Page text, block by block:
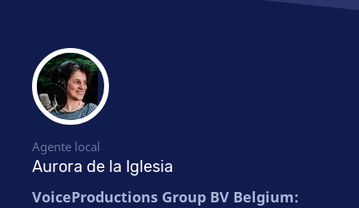
Agente local
Aurora de la Iglesia
VoiceProductions Group BV Belgium: